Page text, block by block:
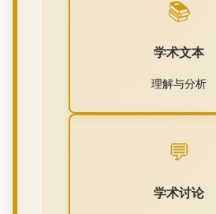
📚
学术文本
理解与分析
💬
学术讨论